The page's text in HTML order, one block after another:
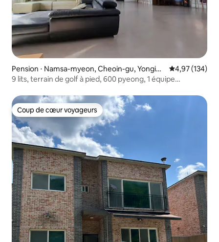
Pension ⋅ Namsa-myeon, Cheoin-gu, Yongin-
si
Évaluation
4,97 (134)
9 lits, terrain de golf à pied, 600 pyeong, 1 équipe
barbecue, karaoké,
Coup de cœur voyageurs
Coup de cœur voyageurs